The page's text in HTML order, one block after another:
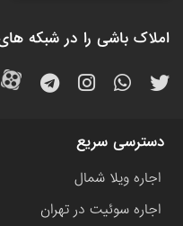
املاک باشی را در شبکه
دسترسی سریع
اجاره ویلا شمال
اجاره سوئیت در تهران